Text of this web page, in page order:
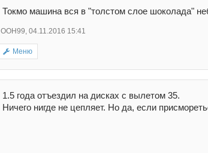
Токмо машина вся в "толстом слое шоколада"
ООН99 04.11.2016 15:41
Меню
1.5 года отъездил на дисках с вылетом 35.
Ничего нигде не цепляет. Но да, если